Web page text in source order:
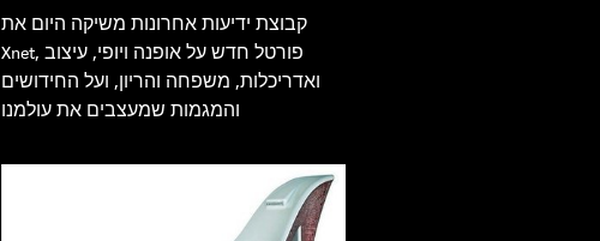
קבוצת ידיעות אחרונות משיקה היום את
Xnet, פורטל חדש על אופנה ויופי, עיצוב
ואדריכלות, משפחה והריון, ועל החידושים
והמגמות שמעצבים את עולמנו